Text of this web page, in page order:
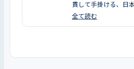
貫して手掛ける、日本
全て読む